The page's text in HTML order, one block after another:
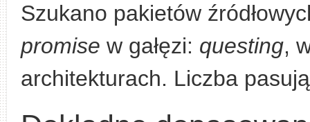
Szukano pakietów
promise w gałęzi: questing,
architekturach. Liczba